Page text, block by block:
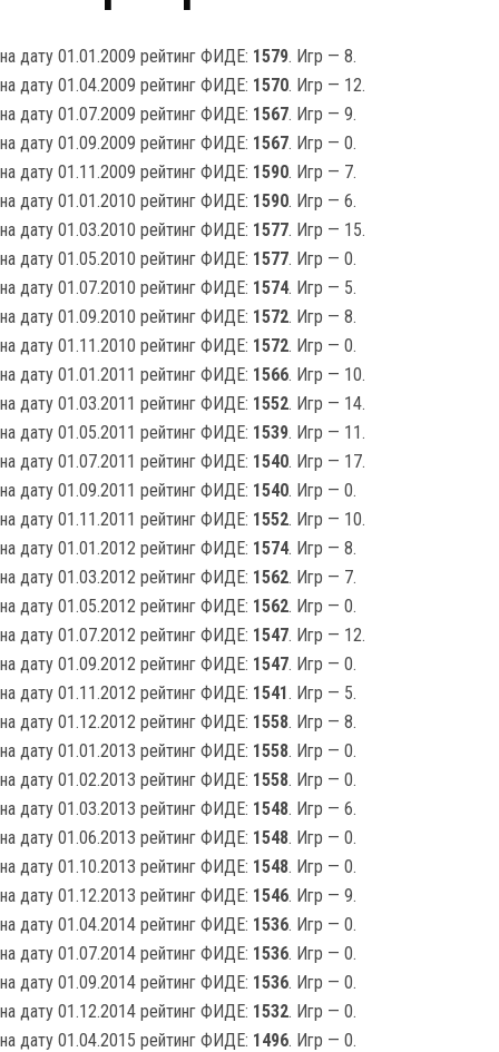
на дату 01.01.2009 рейтинг ФИДЕ: 1579. Игр — 8.
на дату 01.04.2009 рейтинг ФИДЕ: 1570. Игр — 12.
на дату 01.07.2009 рейтинг ФИДЕ: 1567. Игр — 9.
на дату 01.09.2009 рейтинг ФИДЕ: 1567. Игр — 0.
на дату 01.11.2009 рейтинг ФИДЕ: 1590. Игр — 7.
на дату 01.01.2010 рейтинг ФИДЕ: 1590. Игр — 6.
на дату 01.03.2010 рейтинг ФИДЕ: 1577. Игр — 15.
на дату 01.05.2010 рейтинг ФИДЕ: 1577. Игр — 0.
на дату 01.07.2010 рейтинг ФИДЕ: 1574. Игр — 5.
на дату 01.09.2010 рейтинг ФИДЕ: 1572. Игр — 8.
на дату 01.11.2010 рейтинг ФИДЕ: 1572. Игр — 0.
на дату 01.01.2011 рейтинг ФИДЕ: 1566. Игр — 10.
на дату 01.03.2011 рейтинг ФИДЕ: 1552. Игр — 14.
на дату 01.05.2011 рейтинг ФИДЕ: 1539. Игр — 11.
на дату 01.07.2011 рейтинг ФИДЕ: 1540. Игр — 17.
на дату 01.09.2011 рейтинг ФИДЕ: 1540. Игр — 0.
на дату 01.11.2011 рейтинг ФИДЕ: 1552. Игр — 10.
на дату 01.01.2012 рейтинг ФИДЕ: 1574. Игр — 8.
на дату 01.03.2012 рейтинг ФИДЕ: 1562. Игр — 7.
на дату 01.05.2012 рейтинг ФИДЕ: 1562. Игр — 0.
на дату 01.07.2012 рейтинг ФИДЕ: 1547. Игр — 12.
на дату 01.09.2012 рейтинг ФИДЕ: 1547. Игр — 0.
на дату 01.11.2012 рейтинг ФИДЕ: 1541. Игр — 5.
на дату 01.12.2012 рейтинг ФИДЕ: 1558. Игр — 8.
на дату 01.01.2013 рейтинг ФИДЕ: 1558. Игр — 0.
на дату 01.02.2013 рейтинг ФИДЕ: 1558. Игр — 0.
на дату 01.03.2013 рейтинг ФИДЕ: 1548. Игр — 6.
на дату 01.06.2013 рейтинг ФИДЕ: 1548. Игр — 0.
на дату 01.10.2013 рейтинг ФИДЕ: 1548. Игр — 0.
на дату 01.12.2013 рейтинг ФИДЕ: 1546. Игр — 9.
на дату 01.04.2014 рейтинг ФИДЕ: 1536. Игр — 0.
на дату 01.07.2014 рейтинг ФИДЕ: 1536. Игр — 0.
на дату 01.09.2014 рейтинг ФИДЕ: 1536. Игр — 0.
на дату 01.12.2014 рейтинг ФИДЕ: 1532. Игр — 0.
на дату 01.04.2015 рейтинг ФИДЕ: 1496. Игр — 0.